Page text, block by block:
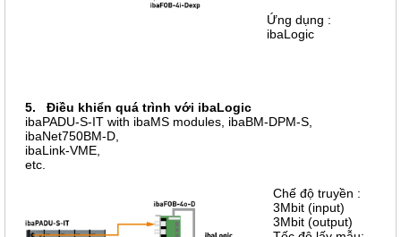
Ứng dụng :
ibaLogic
5. Điều khiển quá trình với ibaLogic
ibaPADU-S-IT with ibaMS modules, ibaBM-DPM-S,
ibaNet750BM-D,
ibaLink-VME,
etc.
Chế độ truyền :
3Mbit (input)
3Mbit (output)